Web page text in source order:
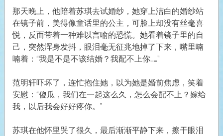
那天晚上，他陪着苏琪去试婚纱，她穿上洁白的婚纱站
在镜子前，美得像童话里的公主，可脸上却没有丝毫喜
悦，反而带着一种难以言喻的恐慌。她看着镜子里的自
己，突然浑身发抖，眼泪毫无征兆地掉了下来，嘴里喃
喃着：“我是不是不该结婚？我配不上你……”
范明轩吓坏了，连忙抱住她，以为她是婚前焦虑，笑着
安慰：“傻瓜，我们在一起这么久，怎么会配不上？嫁给
我，以后我会好好疼你。”
苏琪在他怀里哭了很久，最后渐渐平静下来，擦干眼泪